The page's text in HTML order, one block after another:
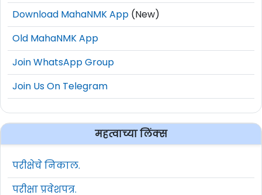
Download MahaNMK App (New)
Old MahaNMK App
Join WhatsApp Group
Join Us On Telegram
महत्वाच्या लिंक्स
परीक्षेचे निकाल.
परीक्षा प्रवेशपत्र.